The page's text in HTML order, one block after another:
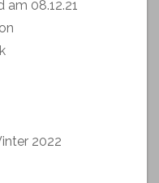
am 08.12.21
2022